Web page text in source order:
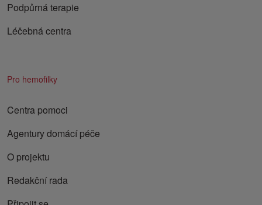
Podpůrná terapie
Léčebná centra
Pro hemofilky
Centra pomoci
Agentury domácí péče
O projektu
Redakční rada